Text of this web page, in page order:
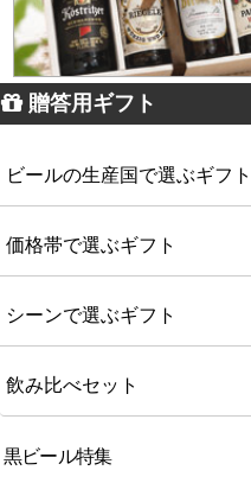
贈答用ギフト
ビールの生産国で選ぶギフト
価格帯で選ぶギフト
シーンで選ぶギフト
飲み比べセット
黒ビール特集